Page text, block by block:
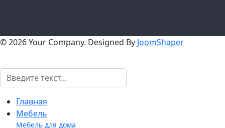
© 2026 Your Company. Designed By JoomShaper
Поиск
Главная
Мебель
Мебель для дома